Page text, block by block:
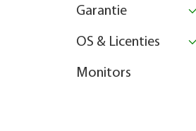
Garantie
OS & Licenties
Monitors